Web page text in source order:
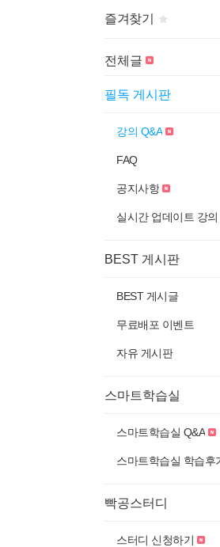
즐겨찾기
게시판 제목의
전체글
필독 게시판
강의 Q&A
FAQ
공지사항
실시간 업데이트 강의
BEST 게시판
BEST 게시글
무료배포 이벤트
자유 게시판
스마트학습실
스마트학습실 Q&A
스마트학습실 학습후
빡공스터디
스터디 신청하기